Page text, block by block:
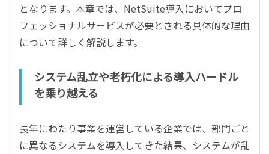
となります。本章では、NetSuite導入においてプロ
フェッショナルサービスが必要とされる具体的な理由
について詳しく解説します。
システム乱立や老朽化による導入ハードル
を乗り越える
長年にわたり事業を運営している企業では、部門ごと
に異なるシステムを導入してきた結果、システムが乱